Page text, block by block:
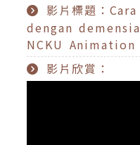
影片標題：
dengan
NCKU Animation
影片欣賞：